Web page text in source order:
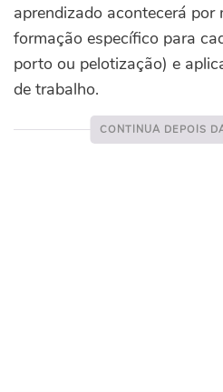
aprendizado acontecerá por
formação específico para
porto ou pelotização) e
de trabalho.